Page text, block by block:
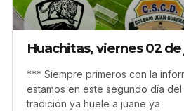
Huachitas, viernes 02
*** Siempre primeros con la
estamos en este segundo día
tradición ya huele a juane ya